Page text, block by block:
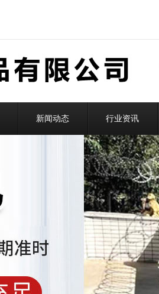
新闻动态 行业资讯